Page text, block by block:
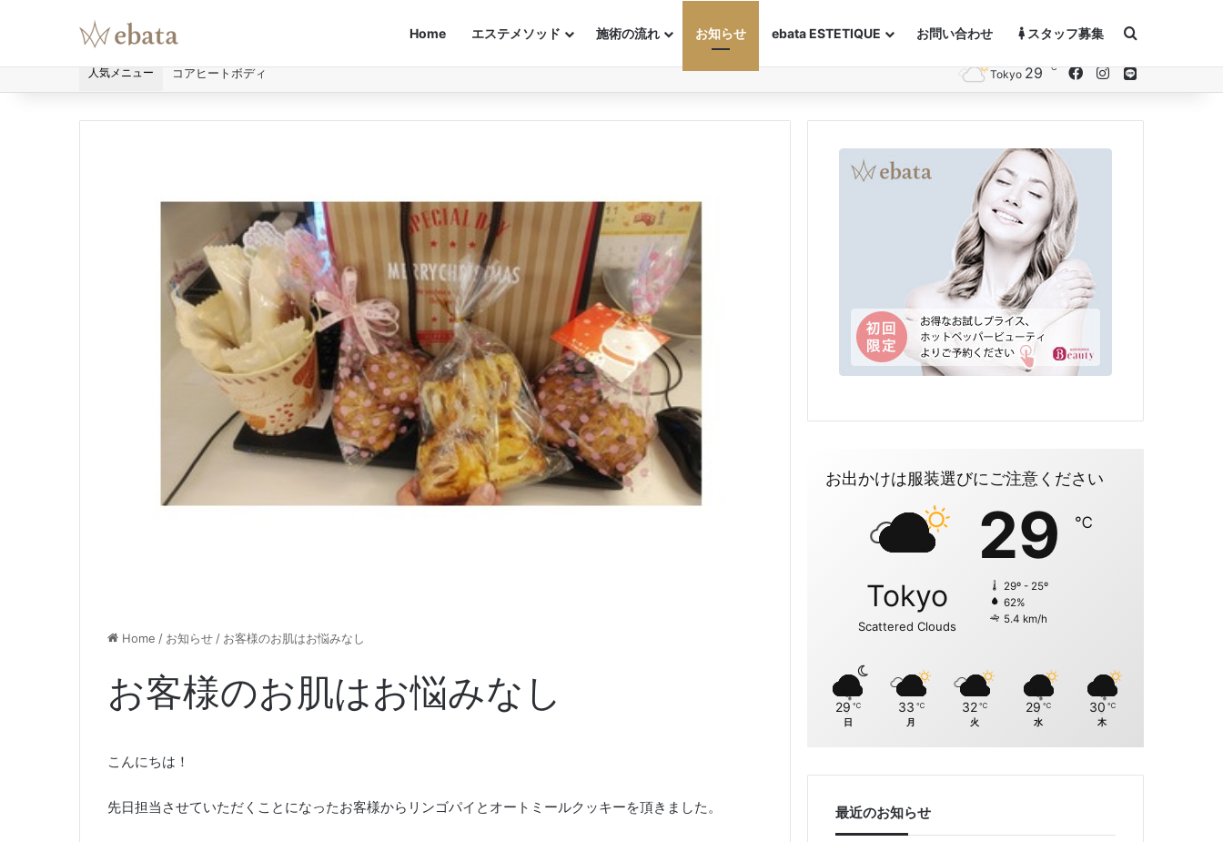
Home エステメソッド 施術の流れ お知らせ ebata ESTETIQUE お問い合わせ スタッフ募集 Search for
人気メニュー コアヒートボディ Tokyo 29℃ FacebookInstagram
Home / お知らせ / お客様のお肌はお悩みなし
お客様のお肌はお悩みなし
こんにちは！
先日担当させていただくことになったお客様からリンゴパイとオートミールクッキーを頂きました。
お出かけは服装選びにご注意ください
Tokyo
Scattered Clouds
29 ℃
29º - 25º
62%
5.4 km/h
29 ℃
日
33 ℃
月
32 ℃
火
29 ℃
水
30 ℃
木
最近のお知らせ